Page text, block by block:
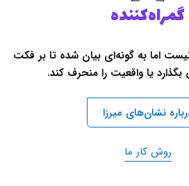
گمراه‌کننده
اما به گونه‌ای بیان شده تا بر فکت
یا واقعیت را منحرف کند.
نشان‌های میرزا
روش کار ما